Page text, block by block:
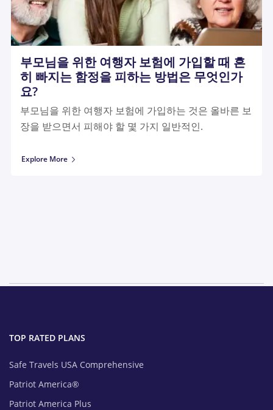
부모님을 위한 여행자 보험에 가입할 때 흔
히 빠지는 함정을 피하는 방법은 무엇인가
요?
부모님을 위한 여행자 보험에 가입하는 것은 올바른 보
장을 받으면서 피해야 할 몇 가지 일반적인.
Explore More
TOP RATED PLANS
Safe Travels USA Comprehensive
Patriot America®
Patriot America Plus